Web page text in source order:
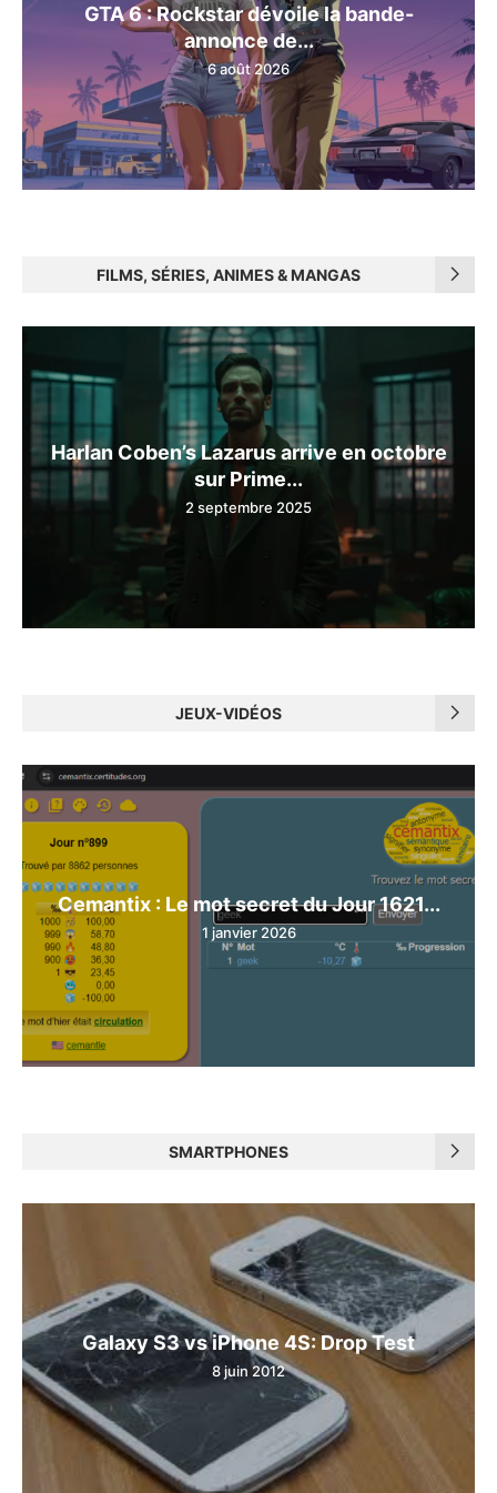
GTA 6 : Rockstar dévoile la bande-
annonce de...
6 août 2026
FILMS, SÉRIES, ANIMES & MANGAS
Harlan Coben’s Lazarus arrive en octobre
sur Prime...
2 septembre 2025
JEUX-VIDÉOS
Cemantix : Le mot secret du Jour 1621...
1 janvier 2026
SMARTPHONES
Galaxy S3 vs iPhone 4S: Drop Test
8 juin 2012